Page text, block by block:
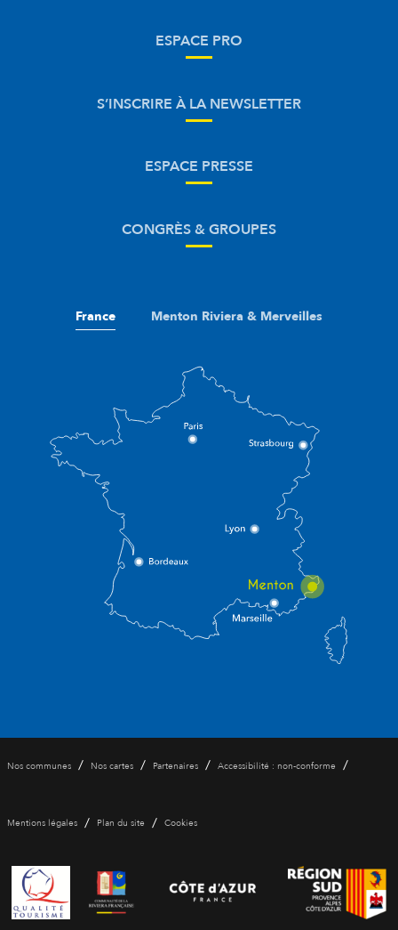
ESPACE PRO
S’INSCRIRE À LA NEWSLETTER
ESPACE PRESSE
CONGRÈS & GROUPES
France Menton Riviera & Merveilles
Nos communes / Nos cartes / Partenaires / Accessibilité : non-conforme /
Mentions légales / Plan du site / Cookies